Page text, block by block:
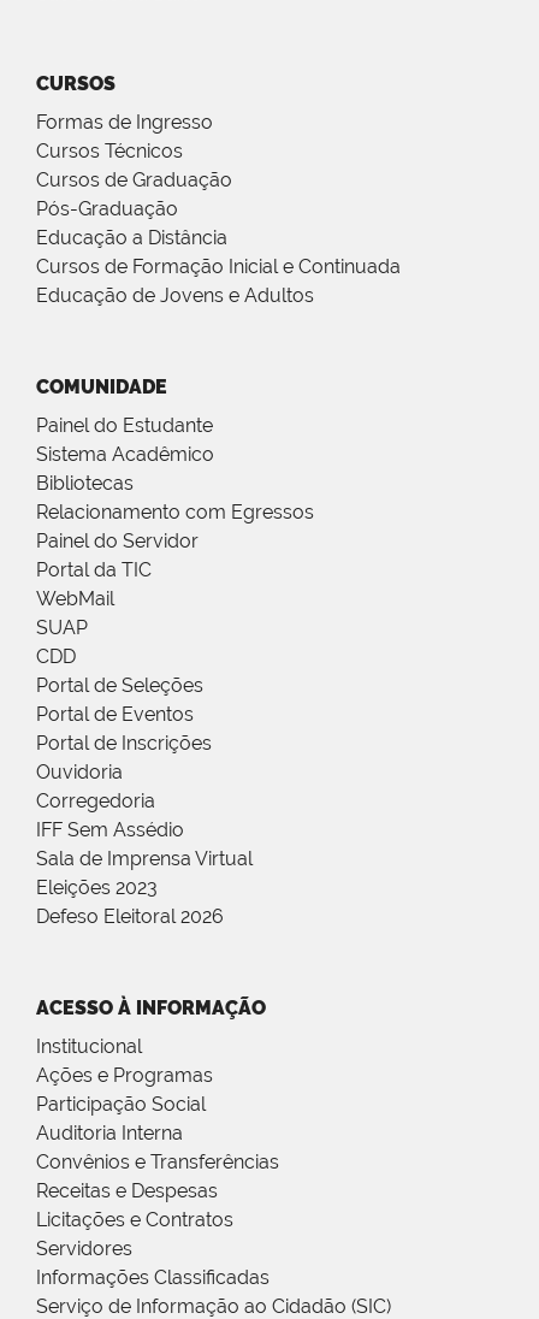
CURSOS
Formas de Ingresso
Cursos Técnicos
Cursos de Graduação
Pós-Graduação
Educação a Distância
Cursos de Formação Inicial e Continuada
Educação de Jovens e Adultos
COMUNIDADE
Painel do Estudante
Sistema Acadêmico
Bibliotecas
Relacionamento com Egressos
Painel do Servidor
Portal da TIC
WebMail
SUAP
CDD
Portal de Seleções
Portal de Eventos
Portal de Inscrições
Ouvidoria
Corregedoria
IFF Sem Assédio
Sala de Imprensa Virtual
Eleições 2023
Defeso Eleitoral 2026
ACESSO À INFORMAÇÃO
Institucional
Ações e Programas
Participação Social
Auditoria Interna
Convênios e Transferências
Receitas e Despesas
Licitações e Contratos
Servidores
Informações Classificadas
Serviço de Informação ao Cidadão (SIC)